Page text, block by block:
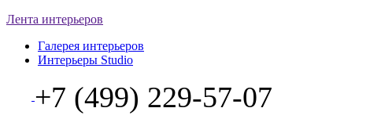
Лента интерьеров
Галерея интерьеров
Интерьеры Studio
+7 (499) 229-57-07